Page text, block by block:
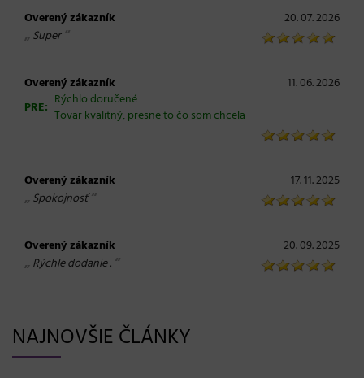
Overený zákazník 20. 07. 2026
„ Super“
Overený zákazník
11. 06. 2026
PRE: Rýchlo doručené
Tovar kvalitný, presne to čo som chcela
Overený zákazník 17. 11. 2025
„ Spokojnosť“
Overený zákazník 20. 09. 2025
„ Rýchle dodanie . “
NAJNOVŠIE ČLÁNKY